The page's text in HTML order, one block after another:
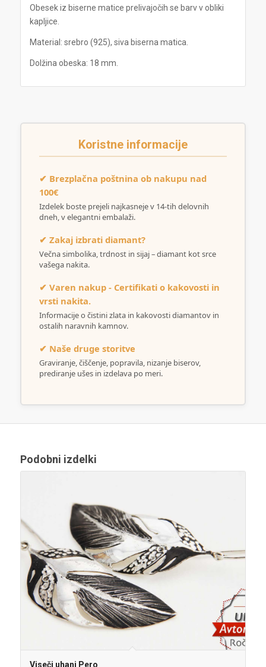
Obesek iz biserne matice prelivajočih se barv v obliki
kapljice.
Material: srebro (925), siva biserna matica.
Dolžina obeska: 18 mm.
Koristne informacije
✔ Brezplačna poštnina ob nakupu nad
100€
Izdelek boste prejeli najkasneje v 14-tih delovnih
dneh, v elegantni embalaži.
✔ Zakaj izbrati diamant?
Večna simbolika, trdnost in sijaj – diamant kot srce
vašega nakita.
✔ Varen nakup - Certifikati o kakovosti in
vrsti nakita.
Informacije o čistini zlata in kakovosti diamantov in
ostalih naravnih kamnov.
✔ Naše druge storitve
Graviranje, čiščenje, popravila, nizanje biserov,
prediranje ušes in izdelava po meri.
Podobni izdelki
Viseči uhani Pero